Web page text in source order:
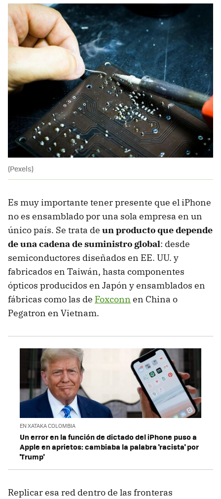
(Pexels)
Es muy importante tener presente que el iPhone
no es ensamblado por una sola empresa en un
único país. Se trata de un producto que depende
de una cadena de suministro global: desde
semiconductores diseñados en EE. UU. y
fabricados en Taiwán, hasta componentes
ópticos producidos en Japón y ensamblados en
fábricas como las de Foxconn en China o
Pegatron en Vietnam.
EN XATAKA COLOMBIA
Un error en la función de dictado del iPhone puso a
Apple en aprietos: cambiaba la palabra 'racista' por
'Trump'
Replicar esa red dentro de las fronteras